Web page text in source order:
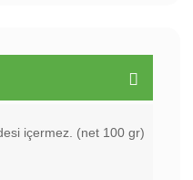
içermez. (net 100 gr)